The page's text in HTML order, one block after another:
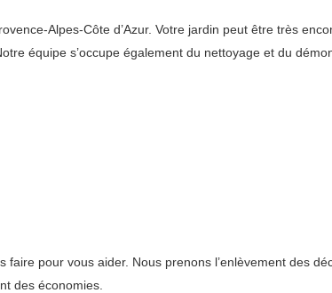
Alpes-Côte d’Azur. Votre jardin peut être très
équipe s’occupe également du nettoyage et du
pour vous aider. Nous prenons l’enlèvement des
des économies.